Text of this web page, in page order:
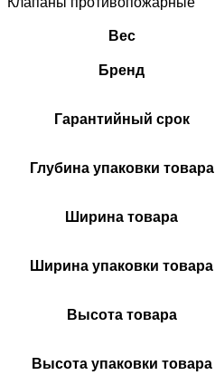
Вес
Бренд
Гарантийный срок
Глубина упаковки товара
Ширина товара
Ширина упаковки товара
Высота товара
Высота упаковки товара